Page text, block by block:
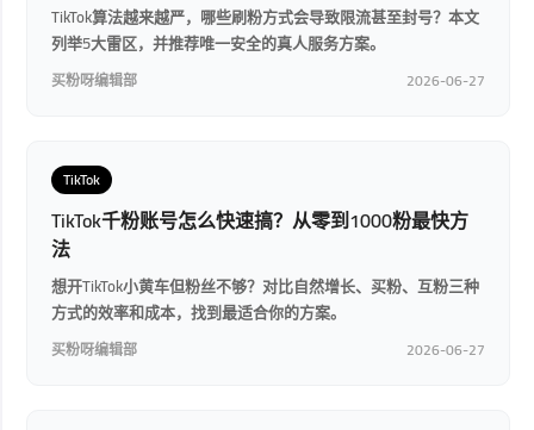
TikTok算法越来越严，哪些刷粉方式会导致限流甚至封号？本文
列举5大雷区，并推荐唯一安全的真人服务方案。
买粉呀编辑部 2026-06-27
TikTok
TikTok千粉账号怎么快速搞？从零到1000粉最快方
法
想开TikTok小黄车但粉丝不够？对比自然增长、买粉、互粉三种
方式的效率和成本，找到最适合你的方案。
买粉呀编辑部 2026-06-27